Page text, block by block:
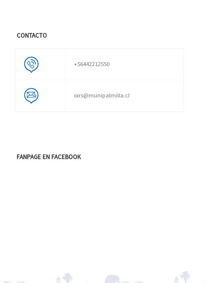
CONTACTO
+56442212550
oirs@munipalmilla.cl
FANPAGE EN FACEBOOK